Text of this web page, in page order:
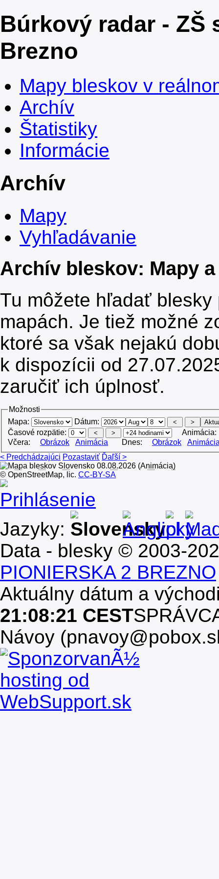
Búrkový radar - ZŠ
Brezno
Mapy bleskov v
Archív
Štatistiky
Informácie
Archív
Mapy
Vyhľadávanie
Archív bleskov: Mapy
Tu môžete hľadať
mapách. Je tiež možné
ktoré sa však nejakú
k dispozícii od
zaručiť ich úplnosť.
Možnosti
Mapa:
Dátum:
Časové rozpätie:
Animácia:
Včera:
Obrázok Animácia Dnes: Obrázok
< Predchádzajúci Pozastaviť Ďaľší >
© OpenStreetMap, lic. CC-BY-SA
Prihlásenie
Jazyky:
Data - blesky © 2003-
PIONIERSKA 2 BREZNO
Aktuálny dátum a
21:08:21 CEST
Návoy